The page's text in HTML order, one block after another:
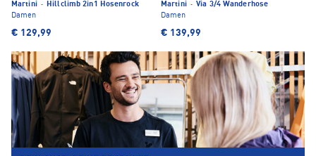
Martini ·
Hillclimb 2in1 Hosenrock
Damen
€ 129,99
Martini · Via 3/4 Wanderhose
Damen
€ 139,99